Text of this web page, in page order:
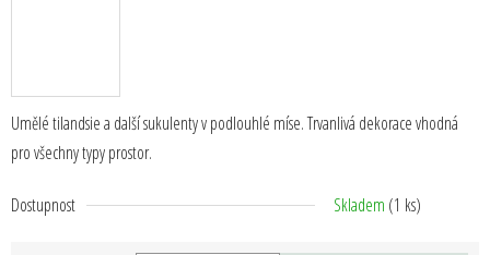
Umělé tilandsie a další sukulenty v podlouhlé míse. Trvanlivá dekorace vhodná
pro všechny typy prostor.
Dostupnost Skladem (1 ks)